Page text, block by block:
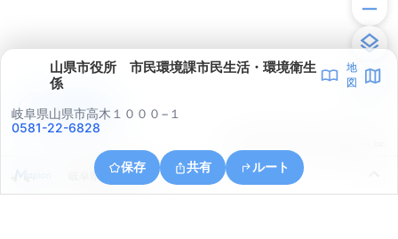
山県市役所 市民環境課市民生活・環境衛生
係
地
図
岐阜県山県市高木１０００−１
0581-22-6828
保存 共有 ルート
岐阜県山県市高木
アプリで見る